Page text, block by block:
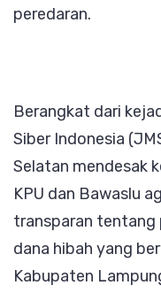
peredaran.
Berangkat dari
Siber Indonesia
Selatan mendesak
KPU dan Bawaslu
transparan tentang
dana hibah yang
Kabupaten